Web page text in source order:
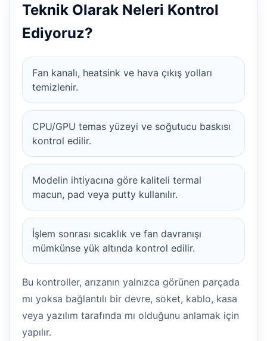
Teknik Olarak Neleri Kontrol
Ediyoruz?
Fan kanalı, heatsink ve hava çıkış yolları
temizlenir.
CPU/GPU temas yüzeyi ve soğutucu baskısı
kontrol edilir.
Modelin ihtiyacına göre kaliteli termal
macun, pad veya putty kullanılır.
İşlem sonrası sıcaklık ve fan davranışı
mümkünse yük altında kontrol edilir.
Bu kontroller, arızanın yalnızca görünen parçada
mı yoksa bağlantılı bir devre, soket, kablo, kasa
veya yazılım tarafında mı olduğunu anlamak için
yapılır.